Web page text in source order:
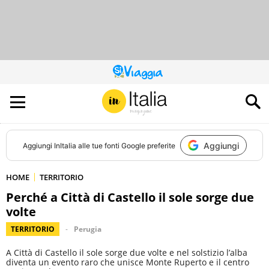
QUESTO
SITO
CONTRIBUISCE
ALL’AUDIENCE
DI
Aggiungi InItalia alle tue fonti Google preferite Aggiungi
HOME TERRITORIO
Perché a Città di Castello il sole sorge due
volte
TERRITORIO Perugia
A Città di Castello il sole sorge due volte e nel solstizio l’alba
diventa un evento raro che unisce Monte Ruperto e il centro